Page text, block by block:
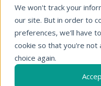
We won't track your
our site. But in order to
preferences, we'll have
cookie so that you're not
choice again.